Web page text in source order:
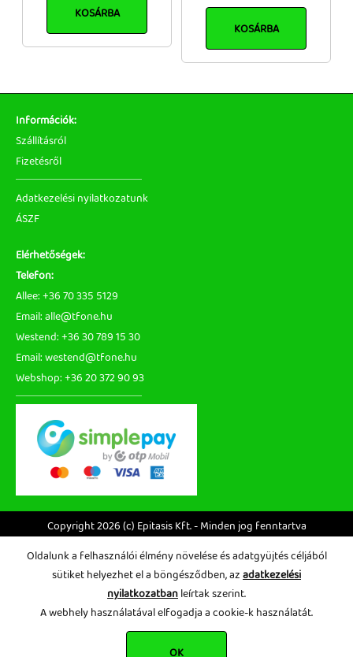
KOSÁRBA
KOSÁRBA
Információk:
Szállításról
Fizetésről
Adatkezelési nyilatkozatunk
ÁSZF
Elérhetőségek:
Telefon:
Allee: +36 70 335 5129
Email: alle@tfone.hu
Westend: +36 30 789 15 30
Email: westend@tfone.hu
Webshop: +36 20 372 90 93
Copyright 2026 (c) Epitasis Kft. - Minden jog fenntartva
Oldalunk a felhasználói élmény növelése és adatgyüjtés céljából
sütiket helyezhet el a böngésződben, az adatkezelési
nyilatkozatban leírtak szerint.
A webhely használatával elfogadja a cookie-k használatát.
OK